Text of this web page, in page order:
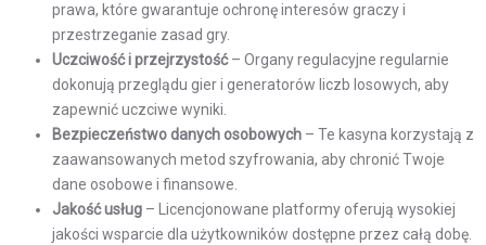
prawa, które gwarantuje ochronę interesów graczy i
przestrzeganie zasad gry.
Uczciwość i przejrzystość– Organy regulacyjne regularnie
dokonują przeglądu gier i generatorów liczb losowych, aby
zapewnić uczciwe wyniki.
Bezpieczeństwo danych osobowych – Te kasyna korzystają z
zaawansowanych metod szyfrowania, aby chronić Twoje
dane osobowe i finansowe.
Jakość usług – Licencjonowane platformy oferują wysokiej
jakości wsparcie dla użytkowników dostępne przez całą dobę.